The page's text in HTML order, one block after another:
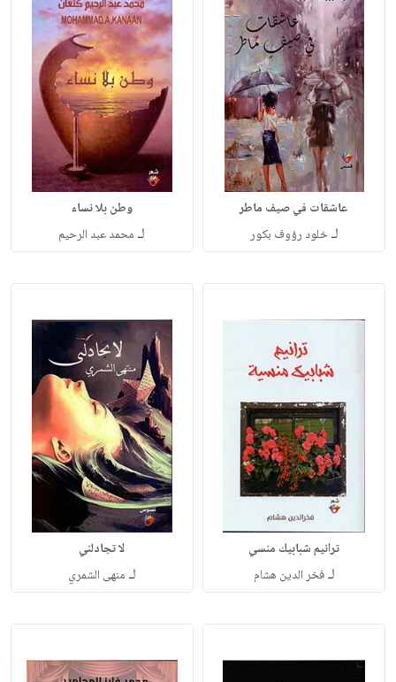
عاشقات في صيف ماطر
لـخلود رؤوف بكور
وطن بلا نساء
لـ محمد عبد الرحيم
ترانيم شبابيك منسي
لـفخر الدين هشام
لا تجادلني
لـ منهى الشمري